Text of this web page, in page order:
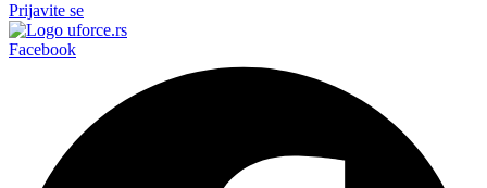
Prijavite se
Facebook